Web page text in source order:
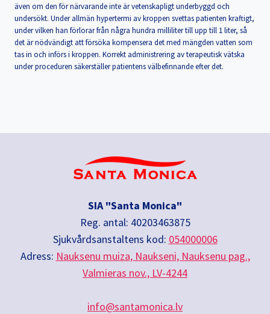
även om den för närvarande inte är vetenskapligt underbyggd och
undersökt. Under allmän hypertermi av kroppen svettas patienten kraftigt,
under vilken han förlorar från några hundra milliliter till upp till 1 liter, så
det är nödvändigt att försöka kompensera det med mängden vatten som
tas in och införs i kroppen. Korrekt administrering av terapeutisk vätska
under proceduren säkerställer patientens välbefinnande efter det.
SIA "Santa Monica"
Reg. antal: 40203463875
Sjukvårdsanstaltens kod: 054000006
Adress: Nauksenu muiza, Naukseni, Nauksenu pag.,
Valmieras nov., LV-4244
info@santamonica.lv